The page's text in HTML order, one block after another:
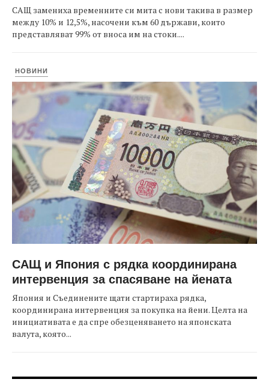
САЩ замениха временните си мита с нови такива в размер
между 10% и 12,5%, насочени към 60 държави, които
представляват 99% от вноса им на стоки....
НОВИНИ
САЩ и Япония с рядка координирана
интервенция за спасяване на йената
Япония и Съединените щати стартираха рядка,
координирана интервенция за покупка на йени. Целта на
инициативата е да спре обезценяването на японската
валута, която...